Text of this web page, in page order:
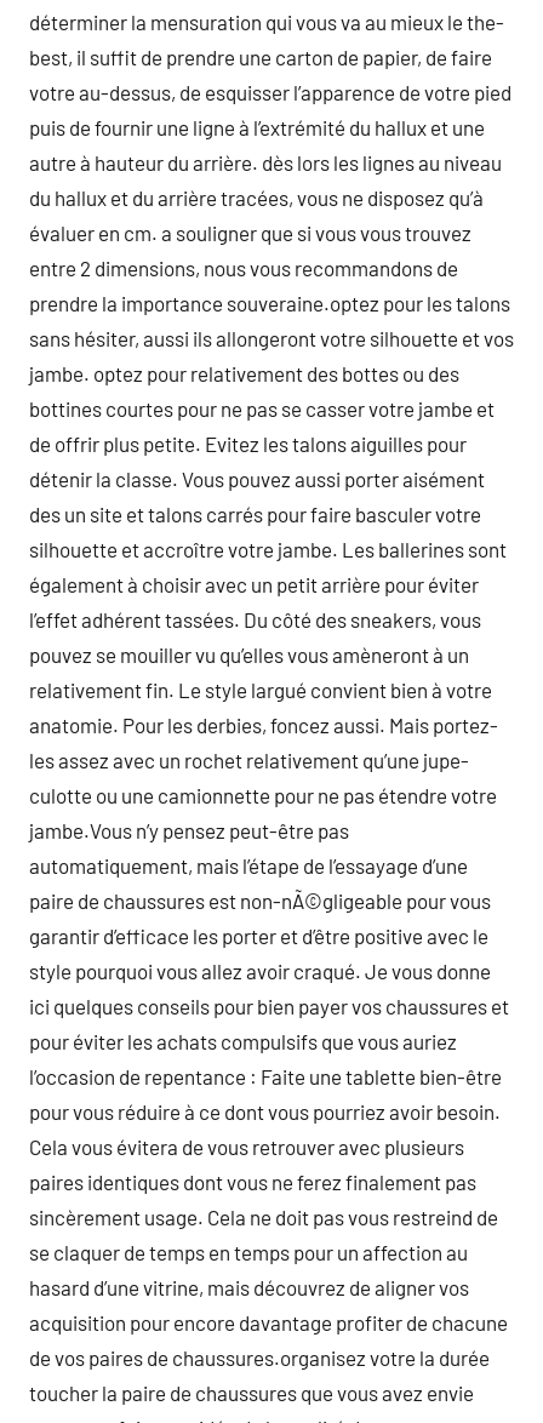
déterminer la mensuration qui vous va au mieux le the-
best, il suffit de prendre une carton de papier, de faire
votre au-dessus, de esquisser l’apparence de votre pied
puis de fournir une ligne à l’extrémité du hallux et une
autre à hauteur du arrière. dès lors les lignes au niveau
du hallux et du arrière tracées, vous ne disposez qu’à
évaluer en cm. a souligner que si vous vous trouvez
entre 2 dimensions, nous vous recommandons de
prendre la importance souveraine.optez pour les talons
sans hésiter, aussi ils allongeront votre silhouette et vos
jambe. optez pour relativement des bottes ou des
bottines courtes pour ne pas se casser votre jambe et
de offrir plus petite. Evitez les talons aiguilles pour
détenir la classe. Vous pouvez aussi porter aisément
des un site et talons carrés pour faire basculer votre
silhouette et accroître votre jambe. Les ballerines sont
également à choisir avec un petit arrière pour éviter
l’effet adhérent tassées. Du côté des sneakers, vous
pouvez se mouiller vu qu’elles vous amèneront à un
relativement fin. Le style largué convient bien à votre
anatomie. Pour les derbies, foncez aussi. Mais portez-
les assez avec un rochet relativement qu’une jupe-
culotte ou une camionnette pour ne pas étendre votre
jambe.Vous n’y pensez peut-être pas
automatiquement, mais l’étape de l’essayage d’une
paire de chaussures est non-nÃ©gligeable pour vous
garantir d’efficace les porter et d’être positive avec le
style pourquoi vous allez avoir craqué. Je vous donne
ici quelques conseils pour bien payer vos chaussures et
pour éviter les achats compulsifs que vous auriez
l’occasion de repentance : Faite une tablette bien-être
pour vous réduire à ce dont vous pourriez avoir besoin.
Cela vous évitera de vous retrouver avec plusieurs
paires identiques dont vous ne ferez finalement pas
sincèrement usage. Cela ne doit pas vous restreind de
se claquer de temps en temps pour un affection au
hasard d’une vitrine, mais découvrez de aligner vos
acquisition pour encore davantage profiter de chacune
de vos paires de chaussures.organisez votre la durée
toucher la paire de chaussures que vous avez envie